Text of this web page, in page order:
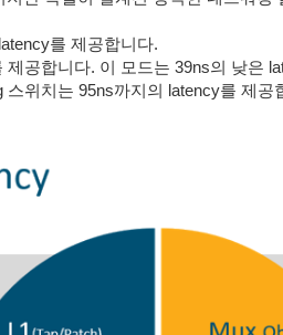
를 제공합니다.
공합니다. 이 모드는 39ns의 낮은
위치는 95ns까지의 latency를 제공